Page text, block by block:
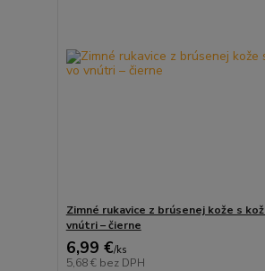
Zimné rukavice z brúsenej kože s
vnútri – čierne
6,99 €/ks
5,68 € bez DPH